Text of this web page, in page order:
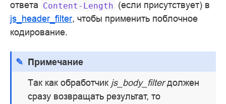
ответа Content-Length (если присутствует) в
js_header_filter, чтобы применить поблочное
кодирование.
Примечание
Так как обработчик js_body_filterдолжен
сразу возвращать результат, то